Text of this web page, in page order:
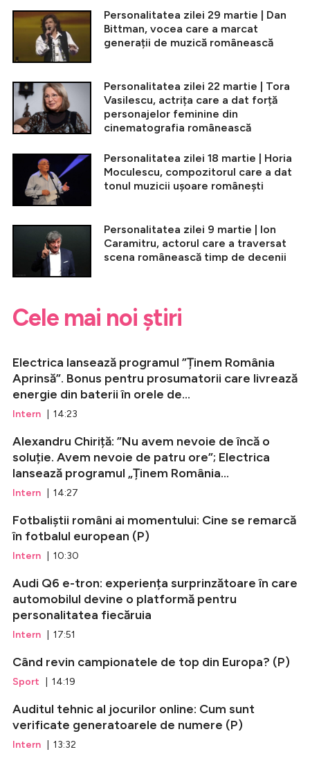
Personalitatea zilei 29 martie | Dan
Bittman, vocea care a marcat
generații de muzică românească
Personalitatea zilei 22 martie | Tora
Vasilescu, actrița care a dat forță
personajelor feminine din
cinematografia românească
Personalitatea zilei 18 martie | Horia
Moculescu, compozitorul care a dat
tonul muzicii ușoare românești
Personalitatea zilei 9 martie | Ion
Caramitru, actorul care a traversat
scena românească timp de decenii
Cele mai noi știri
Electrica lansează programul ”Ținem România
Aprinsă”. Bonus pentru prosumatorii care livrează
energie din baterii în orele de...
Intern | 14:23
Alexandru Chiriță: ”Nu avem nevoie de încă o
soluție. Avem nevoie de patru ore”; Electrica
lansează programul „Ținem România...
Intern | 14:27
Fotbaliștii români ai momentului: Cine se remarcă
în fotbalul european (P)
Intern | 10:30
Audi Q6 e-tron: experiența surprinzătoare în care
automobilul devine o platformă pentru
personalitatea fiecăruia
Intern | 17:51
Când revin campionatele de top din Europa? (P)
Sport | 14:19
Auditul tehnic al jocurilor online: Cum sunt
verificate generatoarele de numere (P)
Intern | 13:32